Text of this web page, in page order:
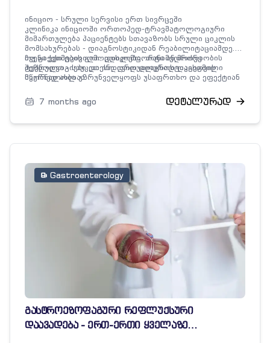
ინიციო - სრული სერვისი ერთ სივრცეში
კლინიკა ინიციოში ორთოპედ-ტრავმატოლოგიური
მიმართულება პაციენტებს სთავაზობს სრული ციკლის
მომსახურებას - დიაგნოსტიკიდან რეაბილიტაციამდე.
ჩვენი ექიმების გამოცდილება, თანამედროვე
ტექნოლოგიები და ინდივიდუალურად დაგეგმილი
მკურნალობა უზრუნველყოფს უსაფრთხო და ეფექტიან
თუ გაქვთ ტკივილი, დისკომფორტი ან მოძრაობის
შეზღუდვა - საუკეთესო დრო დიაგნოსტიკისთვის
სწორედ ახლაა.
7 months ago დეტალურად
Gastroenterology
გასტროეზოფაგური რეფლუქსური
დაავადება - ერთ-ერთი ყველაზე